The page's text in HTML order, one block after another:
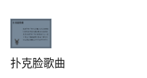
扑克脸歌曲